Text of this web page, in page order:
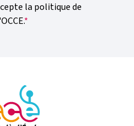
la politique de